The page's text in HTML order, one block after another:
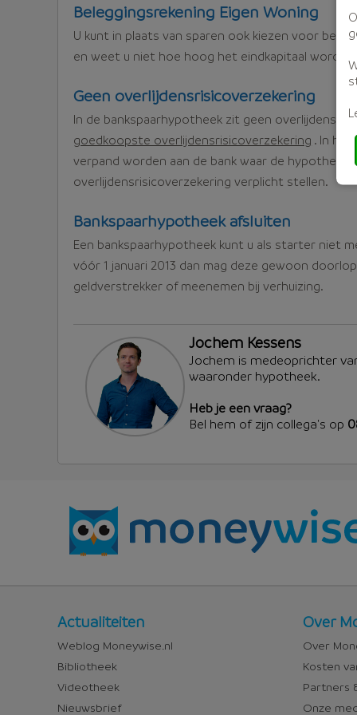
Beleggingsrekening Eigen Woning
U kunt in plaats van sparen ook kiezen voor
en weet u niet hoe hoog het eindkapitaal wordt.
Geen overlijdensrisicoverzekering
In de bankspaarhypotheek zit geen
goedkoopste overlijdensrisicoverzekering . In het
verpand worden aan de bank waar de
overlijdensrisicoverzekering verplicht stellen.
Bankspaarhypotheek afsluiten
Een bankspaarhypotheek kunt u als starter niet
vóór 1 januari 2013 dan mag deze gewoon
geldverstrekker of meenemen bij verhuizing.
Jochem Kessens
Jochem is medeoprichter
waaronder hypotheek.
Heb je een vraag?
Bel hem of zijn collega's op
Nieuws
en
media
Actualiteiten
Weblog Moneywise.nl
Bibliotheek
Videotheek
Nieuwsbrief
Over
Over
Over
Kosten
Partners
Onze